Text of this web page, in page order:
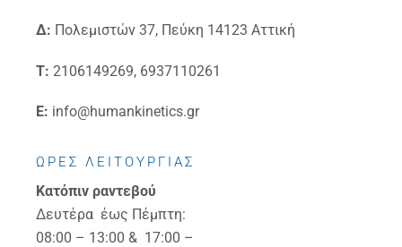
Δ: Πολεμιστών 37, Πεύκη 14123 Αττική
Τ: 2106149269, 6937110261
E: info@humankinetics.gr
ΩΡΕΣ ΛΕΙΤΟΥΡΓΙΑΣ
Κατόπιν ραντεβού
Δευτέρα έως Πέμπτη:
08:00 – 13:00 & 17:00 –